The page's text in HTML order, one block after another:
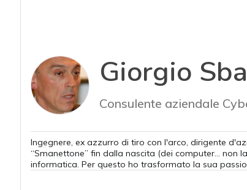
Giorgio
Consulente aziendale
Ingegnere, ex azzurro di tiro con l'arco, dirigente
“Smanettone” fin dalla nascita (dei computer… non
informatica. Per questo ho trasformato la sua